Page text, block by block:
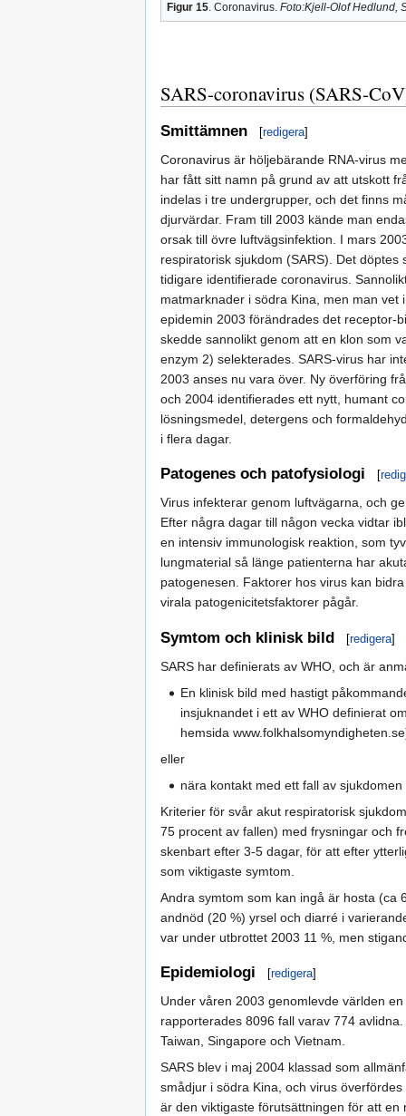
Figur 15. Coronavirus. Foto:Kjell-Olof Hedlund,
SARS-coronavirus (SARS-
Smittämnen [redigera]
Coronavirus är höljebärande RNA-virus
har fått sitt namn på grund av att utskott
indelas i tre undergrupper, och det finns
djurvärdar. Fram till 2003 kände man
orsak till övre luftvägsinfektion. I mars
respiratorisk sjukdom (SARS). Det
tidigare identifierade coronavirus.
matmarknader i södra Kina, men man
epidemin 2003 förändrades det receptor-
skedde sannolikt genom att en klon som
enzym 2) selekterades. SARS-virus har
2003 anses nu vara över. Ny överföring
och 2004 identifierades ett nytt, humant
lösningsmedel, detergens och
i flera dagar.
Patogenes och patofysiologi [
Virus infekterar genom luftvägarna, och
Efter några dagar till någon vecka vidtar
en intensiv immunologisk reaktion, som
lungmaterial så länge patienterna har
patogenesen. Faktorer hos virus kan
virala patogenicitetsfaktorer pågår.
Symtom och klinisk bild [redigera]
SARS har definierats av WHO, och är
En klinisk bild med hastigt
insjuknandet i ett av WHO definierat
hemsida
eller
nära kontakt med ett fall av
Kriterier för svår akut respiratorisk
75 procent av fallen) med frysningar och
skenbart efter 3-5 dagar, för att efter
som viktigaste symtom.
Andra symtom som kan ingå är hosta (ca
andnöd (20 %) yrsel och diarré i
var under utbrottet 2003 11 %, men
Epidemiologi [redigera]
Under våren 2003 genomlevde världen
rapporterades 8096 fall varav 774
Taiwan, Singapore och Vietnam.
SARS blev i maj 2004 klassad som
smådjur i södra Kina, och virus
är den viktigaste förutsättningen för att